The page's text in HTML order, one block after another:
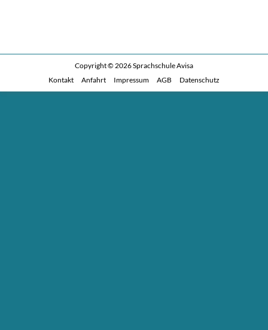
Copyright © 2026Sprachschule Avisa
Kontakt
Anfahrt Impressum AGB Datenschutz